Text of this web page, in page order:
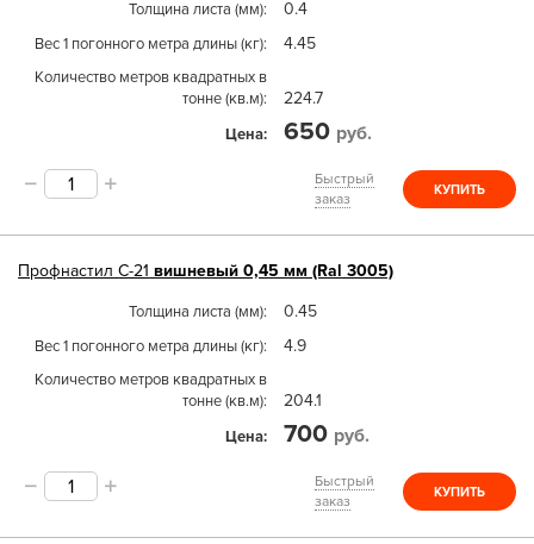
Толщина листа (мм) 0.4
Вес 1 погонного метра длины (кг) 4.45
Количество метров квадратных в
тонне (кв.м)
224.7
Цена 650 руб.
Быстрый
заказ
КУПИТЬ
Профнастил С-21 вишневый 0,45 мм (Ral 3005)
Толщина листа (мм) 0.45
Вес 1 погонного метра длины (кг) 4.9
Количество метров квадратных в
тонне (кв.м)
204.1
Цена 700 руб.
Быстрый
заказ
КУПИТЬ